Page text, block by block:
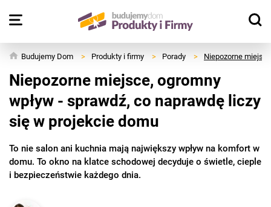
Budujemy Dom > Produkty i firmy > Porady > Niepozorne
Niepozorne miejsce, ogromny
wpływ - sprawdź, co naprawdę liczy
się w projekcie domu
To nie salon ani kuchnia mają największy wpływ na komfort w
domu. To okno na klatce schodowej decyduje o świetle, cieple
i bezpieczeństwie każdego dnia.